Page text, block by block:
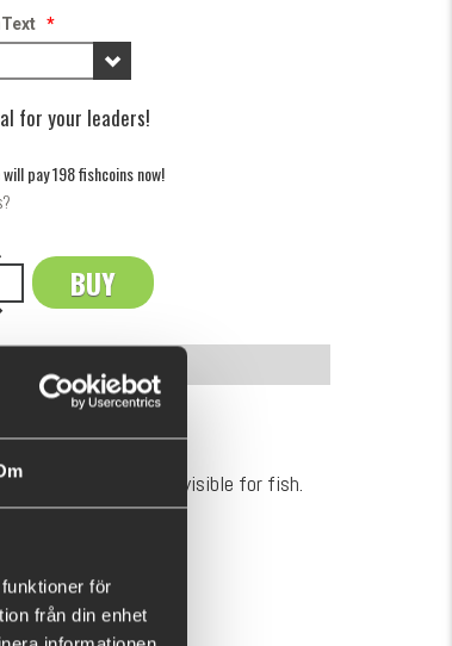
för
från din enhet
*
for your leaders!
pay 198 fishcoins now!
BUY
OK
is therefore nearly visible for fish.